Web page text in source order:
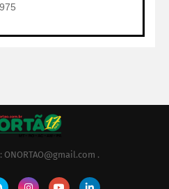
ONORTAO@gmail.com .